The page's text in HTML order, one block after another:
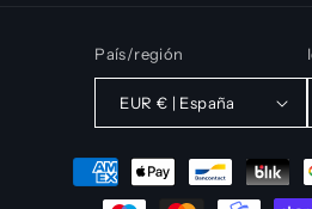
País/región
EUR € | España
Formas